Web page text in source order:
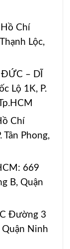
Chí
Lộc,
– DĨ
Lộ 1K, P.
Chí
Tân Phong,
669
B, Quận
Đường 3
Ninh